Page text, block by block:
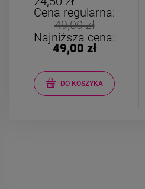
Cena regularna:
49,00 zł
Najniższa cena:
49,00 zł
DO KOSZYKA